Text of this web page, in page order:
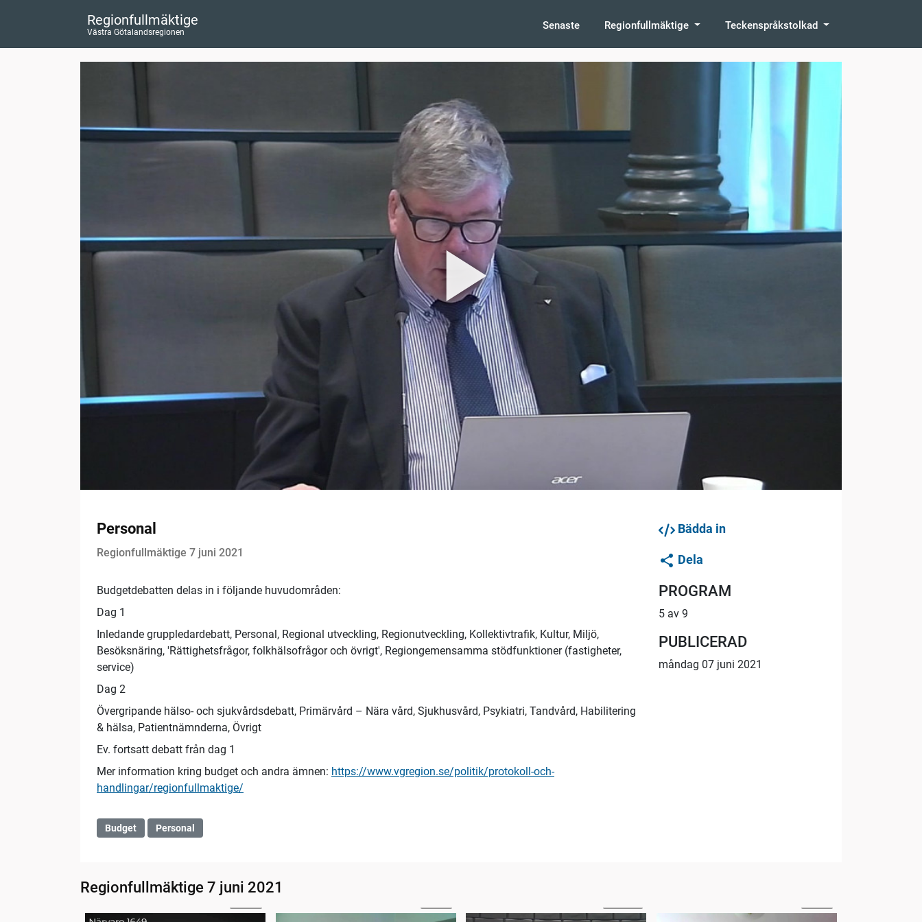
Regionfullmäktige
Västra Götalandsregionen
Senaste Regionfullmäktige Teckenspråkstolkad
Personal
Regionfullmäktige 7 juni 2021
Budgetdebatten delas in i följande huvudområden:
Dag 1
Inledande gruppledardebatt, Personal, Regional utveckling, Regionutveckling, Kollektivtrafik, Kultur, Miljö,
Besöksnäring, 'Rättighetsfrågor, folkhälsofrågor och övrigt', Regiongemensamma stödfunktioner (fastigheter,
service)
Dag 2
Övergripande hälso- och sjukvårdsdebatt, Primärvård – Nära vård, Sjukhusvård, Psykiatri, Tandvård, Habilitering
& hälsa, Patientnämnderna, Övrigt
Ev. fortsatt debatt från dag 1
Mer information kring budget och andra ämnen: https://www.vgregion.se/politik/protokoll-och-
handlingar/regionfullmaktige/
Budget Personal
Bädda in
Dela
PROGRAM
5 av 9
PUBLICERAD
måndag 07 juni 2021
Regionfullmäktige 7 juni 2021